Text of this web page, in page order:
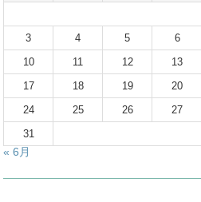
3
4 5 6
10
11 12 13
17
18 19 20
24
25 26 27
31
« 6月